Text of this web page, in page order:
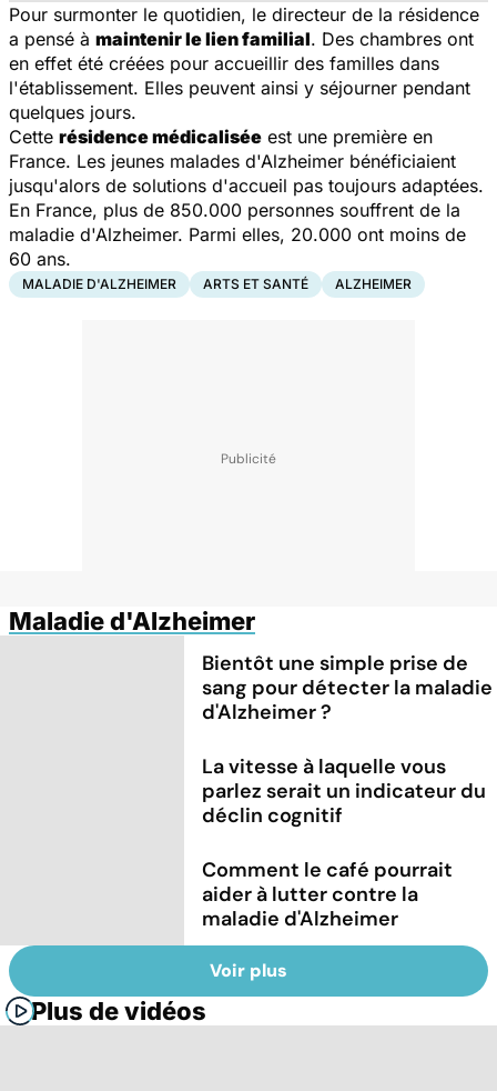
Pour surmonter le quotidien, le directeur de la résidence
a pensé à maintenir le lien familial. Des chambres ont
en effet été créées pour accueillir des familles dans
l'établissement. Elles peuvent ainsi y séjourner pendant
quelques jours.
Cette résidence médicalisée est une première en
France. Les jeunes malades d'Alzheimer bénéficiaient
jusqu'alors de solutions d'accueil pas toujours adaptées.
En France, plus de 850.000 personnes souffrent de la
maladie d'Alzheimer. Parmi elles, 20.000 ont moins de
60 ans.
MALADIE D'ALZHEIMER ARTS ET SANTÉ ALZHEIMER
Maladie d'Alzheimer
Bientôt une simple prise de
sang pour détecter la maladie
d'Alzheimer ?
La vitesse à laquelle vous
parlez serait un indicateur du
déclin cognitif
Comment le café pourrait
aider à lutter contre la
maladie d'Alzheimer
Voir plus
Plus de vidéos